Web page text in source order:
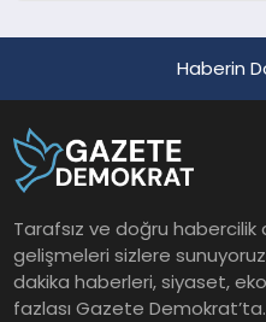
Haberin
Tarafsız ve doğru habercilik
gelişmeleri sizlere
dakika haberleri, siyaset,
fazlası Gazete Demokrat’ta.